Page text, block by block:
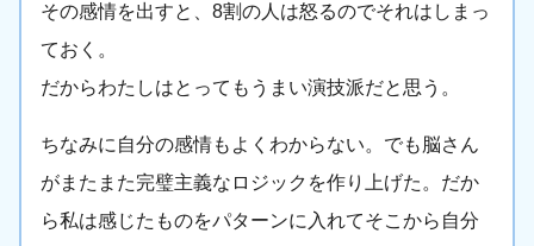
その感情を出すと、8割の人は怒るのでそれはしまっ
ておく。
だからわたしはとってもうまい演技派だと思う。
ちなみに自分の感情もよくわからない。でも脳さん
がまたまた完璧主義なロジックを作り上げた。だか
ら私は感じたものをパターンに入れてそこから自分